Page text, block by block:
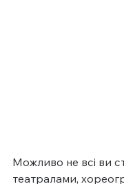
Можливо не всі ви
театралами,